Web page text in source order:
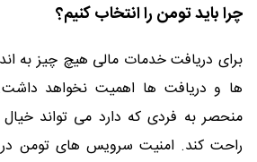
چرا باید تومن را انتخاب کنیم؟
برای دریافت خدمات مالی هیچ چیز به
ها و دریافت ها اهمیت نخواهد
منحصر به فردی که دارد می تواند خیال
راحت کند. امنیت سرویس های تومن